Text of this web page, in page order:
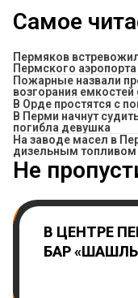
Самое
Пермяков
Пермского аэропорта
Пожарные назвали
возгорания
В Орде простятся с
​В Перми начнут
погибла девушка
На заводе масел в
дизельным топливом
Не
В ЦЕНТРЕ
БАР